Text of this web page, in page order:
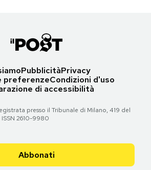
PubblicitàPrivacy
preferenzeCondizioni d'uso
di accessibilità
presso il Tribunale di Milano, 419 del
2610-9980
Abbonati